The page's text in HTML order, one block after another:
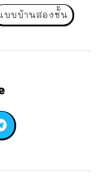
บบบ้านสองชั้น